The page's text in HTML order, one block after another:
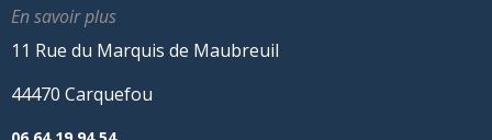
En savoir plus
11 Rue du Marquis de Maubreuil
44470 Carquefou